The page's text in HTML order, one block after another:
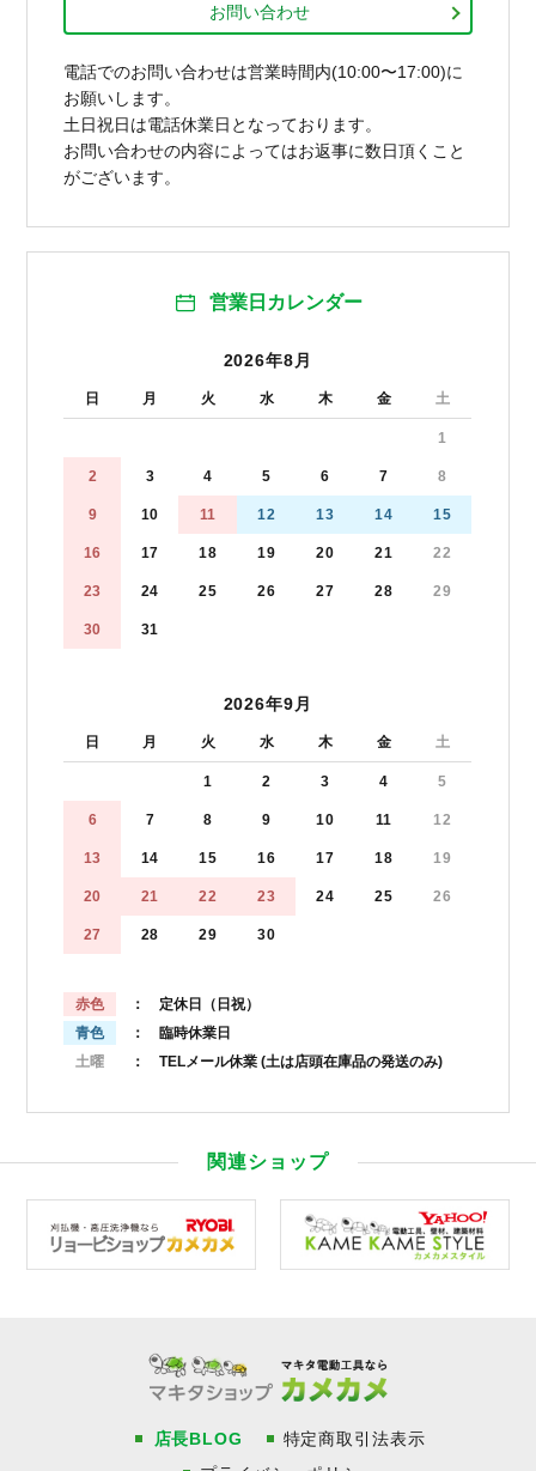
お問い合わせ
電話でのお問い合わせは営業時間内(10:00〜17:00)に
お願いします。
土日祝日は電話休業日となっております。
お問い合わせの内容によってはお返事に数日頂くこと
がございます。
営業日カレンダー
2026年8月
日 月 火 水 木 金 土
1
2 3 4 5 6 7 8
9 10 11 12 13 14 15
16 17 18 19 20 21 22
23 24 25 26 27 28 29
30 31
2026年9月
日 月 火 水 木 金 土
1 2 3 4 5
6 7 8 9 10 11 12
13 14 15 16 17 18 19
20 21 22 23 24 25 26
27 28 29 30
赤色
： 定休日（日祝）
青色
： 臨時休業日
土曜
： TELメール休業 (土は店頭在庫品の発送のみ)
関連ショップ
店長BLOG
特定商取引法表示